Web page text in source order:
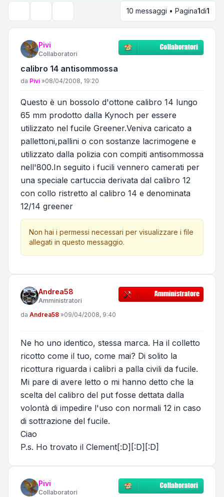
10 messaggi • Pagina1di1
Pivi
Collaboratori
calibro 14 antisommossa
Messaggio
da Pivi »08/04/2008, 19:20
Questo è un bossolo d'ottone calibro 14 lungo
65 mm prodotto dalla Kynoch per essere
utilizzato nel fucile Greener.Veniva caricato a
pallettoni,pallini o con sostanze lacrimogene e
utilizzato dalla polizia con compiti antisommossa
nell'800.In seguito i fucili vennero camerati per
una speciale cartuccia derivata dal calibro 12
con collo ristretto al calibro 14 e denominata
12/14 greener
Non hai i permessi necessari per visualizzare i file
allegati in questo messaggio.
Andrea58
Amministratori
Messaggio
da Andrea58 »09/04/2008, 9:40
Ne ho uno identico, stessa marca. Ha il colletto
ricotto come il tuo, come mai? Di solito la
ricottura riguarda i calibri a palla civili da fucile.
Mi pare di avere letto o mi hanno detto che la
scelta del calibro del put fosse dettata dalla
volontà di impedire l'uso con normali 12 in caso
di sottrazione del fucile.
Ciao
P.s. Ho trovato il Clement[:D][:D][:D]
Pivi
Collaboratori